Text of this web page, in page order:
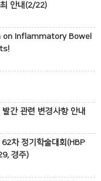
안내(2/22)
on Inflammatory Bowel
간 관련 변경사항 안내
차 정기학술대회(HBP
경주)